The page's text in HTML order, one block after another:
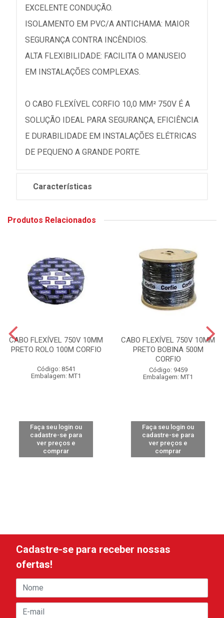
EXCELENTE CONDUÇÃO.
ISOLAMENTO EM PVC/A ANTICHAMA: MAIOR
SEGURANÇA CONTRA INCÊNDIOS.
ALTA FLEXIBILIDADE: FACILITA O MANUSEIO
EM INSTALAÇÕES COMPLEXAS.
O CABO FLEXÍVEL CORFIO 10,0 MM² 750V É A
SOLUÇÃO IDEAL PARA SEGURANÇA, EFICIÊNCIA
E DURABILIDADE EM INSTALAÇÕES ELÉTRICAS
DE PEQUENO A GRANDE PORTE.
Características
Produtos Relacionados
CABO FLEXÍVEL 750V 10MM
PRETO ROLO 100M CORFIO
Código: 8541
Embalagem: MT1
Faça seu login ou
cadastre-se para
ver preços e
comprar
CABO FLEXÍVEL 750V 10MM
PRETO BOBINA 500M
CORFIO
Código: 9459
Embalagem: MT1
Faça seu login ou
cadastre-se para
ver preços e
comprar
Cadastre-se para receber nossas
ofertas!